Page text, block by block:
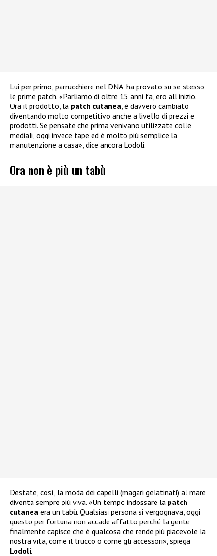
Lui per primo, parrucchiere nel DNA, ha provato su se stesso
le prime patch. «Parliamo di oltre 15 anni fa, ero all’inizio.
Ora il prodotto, la patch cutanea, è davvero cambiato
diventando molto competitivo anche a livello di prezzi e
prodotti. Se pensate che prima venivano utilizzate colle
mediali, oggi invece tape ed è molto più semplice la
manutenzione a casa», dice ancora Lodoli.
Ora non è più un tabù
D’estate, così, la moda dei capelli (magari gelatinati) al mare
diventa sempre più viva. «Un tempo indossare la patch
cutanea era un tabù. Qualsiasi persona si vergognava, oggi
questo per fortuna non accade affatto perché la gente
finalmente capisce che è qualcosa che rende più piacevole la
nostra vita, come il trucco o come gli accessori», spiega
Lodoli.